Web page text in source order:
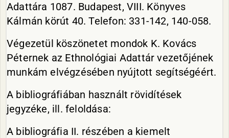
Adattára 1087. Budapest, VIII. Könyves
Kálmán körút 40. Telefon: 331-142, 140-058.
Végezetül köszönetet mondok K. Kovács
Péternek az Ethnológiai Adattár vezetőjének
munkám elvégzésében nyújtott segítségéért.
A bibliográfiában használt rövidítések
jegyzéke, ill. feloldása:
A bibliográfia II. részében a kiemelt